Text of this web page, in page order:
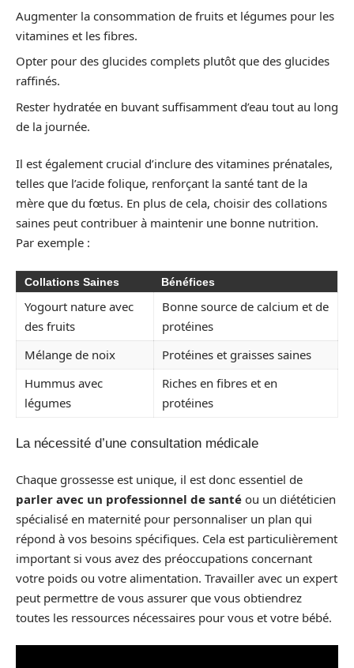
Augmenter la consommation de fruits et légumes pour les
vitamines et les fibres.
Opter pour des glucides complets plutôt que des glucides
raffinés.
Rester hydratée en buvant suffisamment d’eau tout au long
de la journée.
Il est également crucial d’inclure des vitamines prénatales,
telles que l’acide folique, renforçant la santé tant de la
mère que du fœtus. En plus de cela, choisir des collations
saines peut contribuer à maintenir une bonne nutrition.
Par exemple :
Collations Saines Bénéfices
Yogourt nature avec
des fruits
Bonne source de calcium et de
protéines
Mélange de noix
Protéines et graisses saines
Hummus avec
légumes
Riches en fibres et en
protéines
La nécessité d’une consultation médicale
Chaque grossesse est unique, il est donc essentiel de
parler avec un professionnel de santé ou un diététicien
spécialisé en maternité pour personnaliser un plan qui
répond à vos besoins spécifiques. Cela est particulièrement
important si vous avez des préoccupations concernant
votre poids ou votre alimentation. Travailler avec un expert
peut permettre de vous assurer que vous obtiendrez
toutes les ressources nécessaires pour vous et votre bébé.